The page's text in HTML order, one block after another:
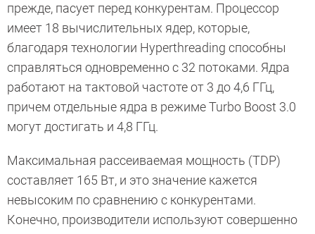
прежде, пасует перед конкурентам. Процессор
имеет 18 вычислительных ядер, которые,
благодаря технологии Hyperthreading способны
справляться одновременно с 32 потоками. Ядра
работают на тактовой частоте от 3 до 4,6 ГГц,
причем отдельные ядра в режиме Turbo Boost 3.0
могут достигать и 4,8 ГГц.
Максимальная рассеиваемая мощность (TDP)
составляет 165 Вт, и это значение кажется
невысоким по сравнению с конкурентами.
Конечно, производители используют совершенно